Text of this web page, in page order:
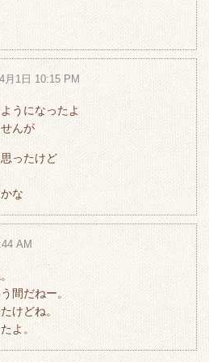
月1日 10:15 PM
うになったよ
んが
ったけど
な
AM
間だねー。
けどね。
よ。